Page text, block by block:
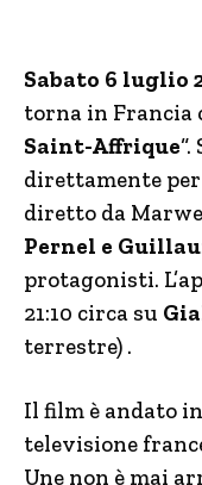
Sabato 6 luglio
torna in Francia
Saint-Affrique
direttamente
diretto da
Pernel e
protagonisti.
21:10 circa su
terrestre) .
Il film è andato
televisione
Une non è mai